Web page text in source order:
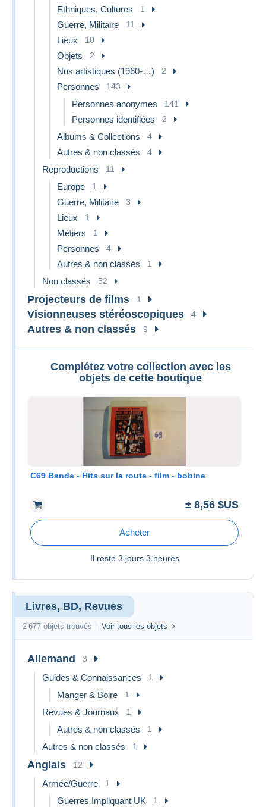
Ethniques, Cultures 1
Guerre, Militaire 11
Lieux 10
Objets 2
Nus artistiques (1960-…) 2
Personnes 143
Personnes anonymes 141
Personnes identifiées 2
Albums & Collections 4
Autres & non classés 4
Reproductions 11
Europe 1
Guerre, Militaire 3
Lieux 1
Métiers 1
Personnes 4
Autres & non classés 1
Non classés 52
Projecteurs de films 1
Visionneuses stéréoscopiques 4
Autres & non classés 9
Complétez votre collection avec les
objets de cette boutique
C69 Bande - Hits sur la route - film - bobine
± 8,56 $US
Acheter
Il reste 3 jours 3 heures
Livres, BD, Revues
2 677 objets trouvés Voir tous les objets
Allemand 3
Guides & Connaissances 1
Manger & Boire 1
Revues & Journaux 1
Autres & non classés 1
Autres & non classés 1
Anglais 12
Armée/Guerre 1
Guerres Impliquant UK 1